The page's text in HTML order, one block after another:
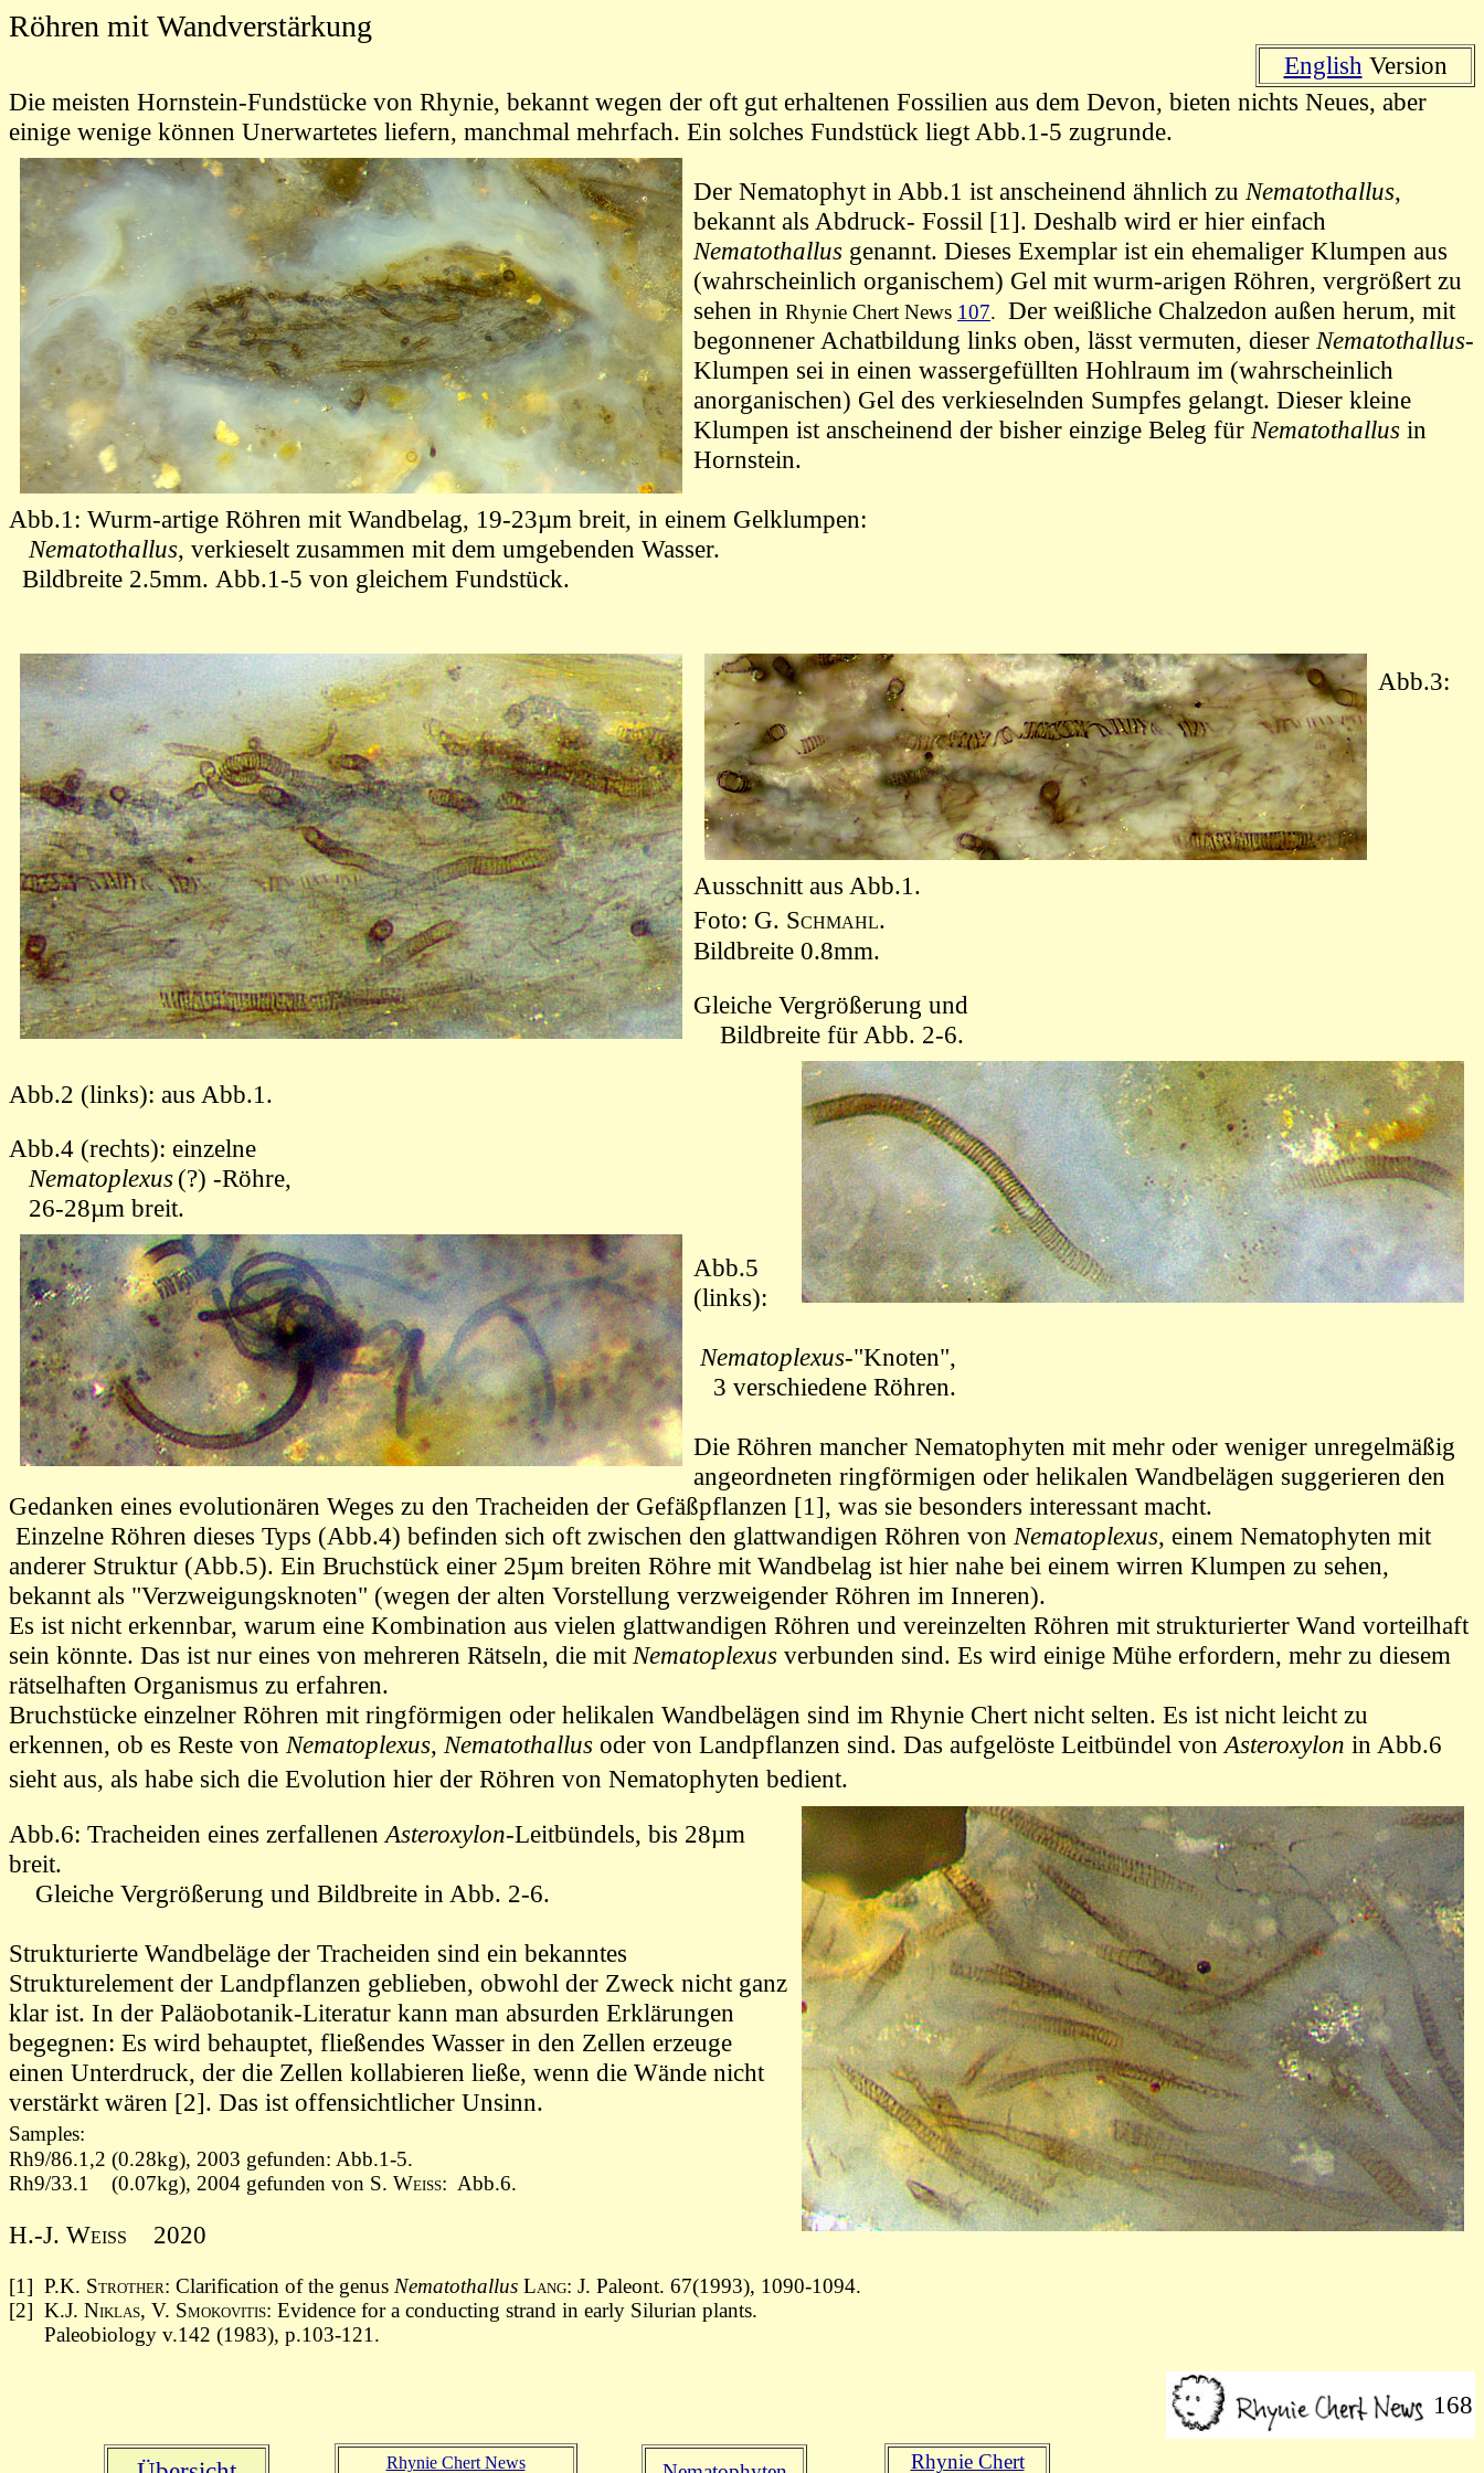
Röhren mit Wandverstärkung
English Version
Die meisten Hornstein-Fundstücke von Rhynie, bekannt wegen der oft gut erhaltenen Fossilien aus dem Devon, bieten nichts Neues, aber
einige wenige können Unerwartetes liefern, manchmal mehrfach. Ein solches Fundstück liegt Abb.1-5 zugrunde.
Der Nematophyt in Abb.1 ist anscheinend ähnlich zu Nematothallus,
bekannt als Abdruck- Fossil [1]. Deshalb wird er hier einfach
Nematothallus genannt. Dieses Exemplar ist ein ehemaliger Klumpen aus
(wahrscheinlich organischem) Gel mit wurm-arigen Röhren, vergrößert zu
sehen in Rhynie Chert News 107. Der weißliche Chalzedon außen herum, mit
begonnener Achatbildung links oben, lässt vermuten, dieser Nematothallus-
Klumpen sei in einen wassergefüllten Hohlraum im (wahrscheinlich
anorganischen) Gel des verkieselnden Sumpfes gelangt. Dieser kleine
Klumpen ist anscheinend der bisher einzige Beleg für Nematothallus in
Hornstein.
Abb.1: Wurm-artige Röhren mit Wandbelag, 19-23µm breit, in einem Gelklumpen:
Nematothallus, verkieselt zusammen mit dem umgebenden Wasser.
Bildbreite 2.5mm. Abb.1-5 von gleichem Fundstück.
Abb.3:
Ausschnitt aus Abb.1.
Foto: G. Schmahl.
Bildbreite 0.8mm.
Gleiche Vergrößerung und
Bildbreite für Abb. 2-6.
Abb.2 (links): aus Abb.1.
Abb.4 (rechts): einzelne
Nematoplexus(?) -Röhre,
26-28µm breit.
Abb.5
(links):
Nematoplexus-"Knoten",
3 verschiedene Röhren.
Die Röhren mancher Nematophyten mit mehr oder weniger unregelmäßig
angeordneten ringförmigen oder helikalen Wandbelägen suggerieren den
Gedanken eines evolutionären Weges zu den Tracheiden der Gefäßpflanzen [1], was sie besonders interessant macht.
Einzelne Röhren dieses Typs (Abb.4) befinden sich oft zwischen den glattwandigen Röhren von Nematoplexus, einem Nematophyten mit
anderer Struktur (Abb.5). Ein Bruchstück einer 25µm breiten Röhre mit Wandbelag ist hier nahe bei einem wirren Klumpen zu sehen,
bekannt als "Verzweigungsknoten" (wegen der alten Vorstellung verzweigender Röhren im Inneren).
Es ist nicht erkennbar, warum eine Kombination aus vielen glattwandigen Röhren und vereinzelten Röhren mit strukturierter Wand vorteilhaft
sein könnte. Das ist nur eines von mehreren Rätseln, die mit Nematoplexus verbunden sind. Es wird einige Mühe erfordern, mehr zu diesem
rätselhaften Organismus zu erfahren.
Bruchstücke einzelner Röhren mit ringförmigen oder helikalen Wandbelägen sind im Rhynie Chert nicht selten. Es ist nicht leicht zu
erkennen, ob es Reste von Nematoplexus, Nematothallus oder von Landpflanzen sind. Das aufgelöste Leitbündel von Asteroxylon in Abb.6
sieht aus, als habe sich die Evolution hier der Röhren von Nematophyten bedient.
Abb.6: Tracheiden eines zerfallenen Asteroxylon-Leitbündels, bis 28µm
breit.
Gleiche Vergrößerung und Bildbreite in Abb. 2-6.
Strukturierte Wandbeläge der Tracheiden sind ein bekanntes
Strukturelement der Landpflanzen geblieben, obwohl der Zweck nicht ganz
klar ist. In der Paläobotanik-Literatur kann man absurden Erklärungen
begegnen: Es wird behauptet, fließendes Wasser in den Zellen erzeuge
einen Unterdruck, der die Zellen kollabieren ließe, wenn die Wände nicht
verstärkt wären [2]. Das ist offensichtlicher Unsinn.
Samples:
Rh9/86.1,2 (0.28kg), 2003 gefunden: Abb.1-5.
Rh9/33.1 (0.07kg), 2004 gefunden von S. Weiss: Abb.6.
H.-J. Weiss 2020
[1] P.K. Strother: Clarification of the genus Nematothallus Lang: J. Paleont. 67(1993), 1090-1094.
[2] K.J. Niklas, V. Smokovitis: Evidence for a conducting strand in early Silurian plants.
Paleobiology v.142 (1983), p.103-121.
168
Rhynie Chert News Rhynie Chert